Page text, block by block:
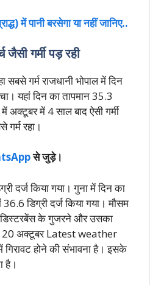
में पानी बरसेगा या नहीं जानिए..
गर्मी पड़ रही
सबसे गर्म राजधानी भोपाल में दिन
यहां दिन का तापमान 35.3
अक्टूबर में 4 साल बाद ऐसी गर्मी
गर्म रहा।
से जुड़े।
दर्ज किया गया। गुना में दिन का
डिग्री दर्ज किया गया। मौसम
डिस्टरबेंस के गुजरने और उसका
20 अक्टूबर Latest weather
होने की संभावना है। इसके
है।